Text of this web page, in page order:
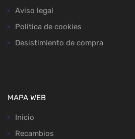
Aviso legal
Política de cookies
Desistimiento de compra
MAPA WEB
Inicio
Recambios